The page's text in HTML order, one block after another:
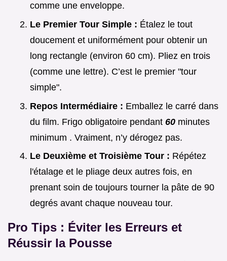
comme une enveloppe.
Le Premier Tour Simple : Étalez le tout
doucement et uniformément pour obtenir un
long rectangle (environ 60 cm). Pliez en trois
(comme une lettre). C’est le premier "tour
simple".
Repos Intermédiaire : Emballez le carré dans
du film. Frigo obligatoire pendant 60 minutes
minimum . Vraiment, n’y dérogez pas.
Le Deuxième et Troisième Tour : Répétez
l'étalage et le pliage deux autres fois, en
prenant soin de toujours tourner la pâte de 90
degrés avant chaque nouveau tour.
Pro Tips : Éviter les Erreurs et
Réussir la Pousse